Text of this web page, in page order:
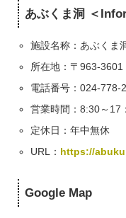
原中部県立
「あぶくま
neft.asia/
ことで、石
あぶくま洞 ＜
施設名称：あぶくま
所在地：〒963-3601
電話番号：024-778-
営業時間：8:30～17
定休日：年中無休
URL： https://
Google Map